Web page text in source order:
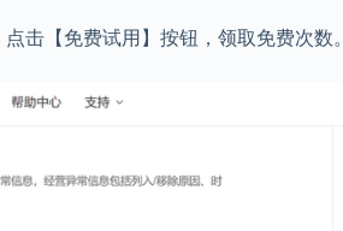
点击【免费试用】按钮，领取免费次数。